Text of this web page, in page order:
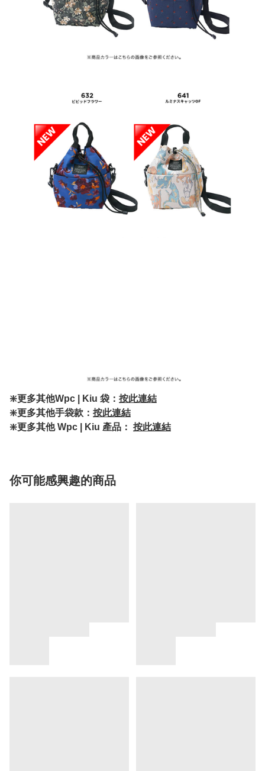
❇️更多其他Wpc | Kiu 袋： 按此連結
❇️更多其他手袋款： 按此連結
❇️更多其他 Wpc | Kiu 產品： 按此連結
你可能感興趣的商品